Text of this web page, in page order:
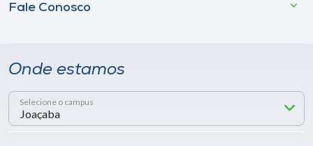
Fale Conosco
Onde estamos
Selecione o campus